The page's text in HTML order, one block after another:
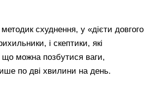
схуднення, у «дієти довгого
і скептики, які
що можна позбутися ваги,
по дві хвилини на день.